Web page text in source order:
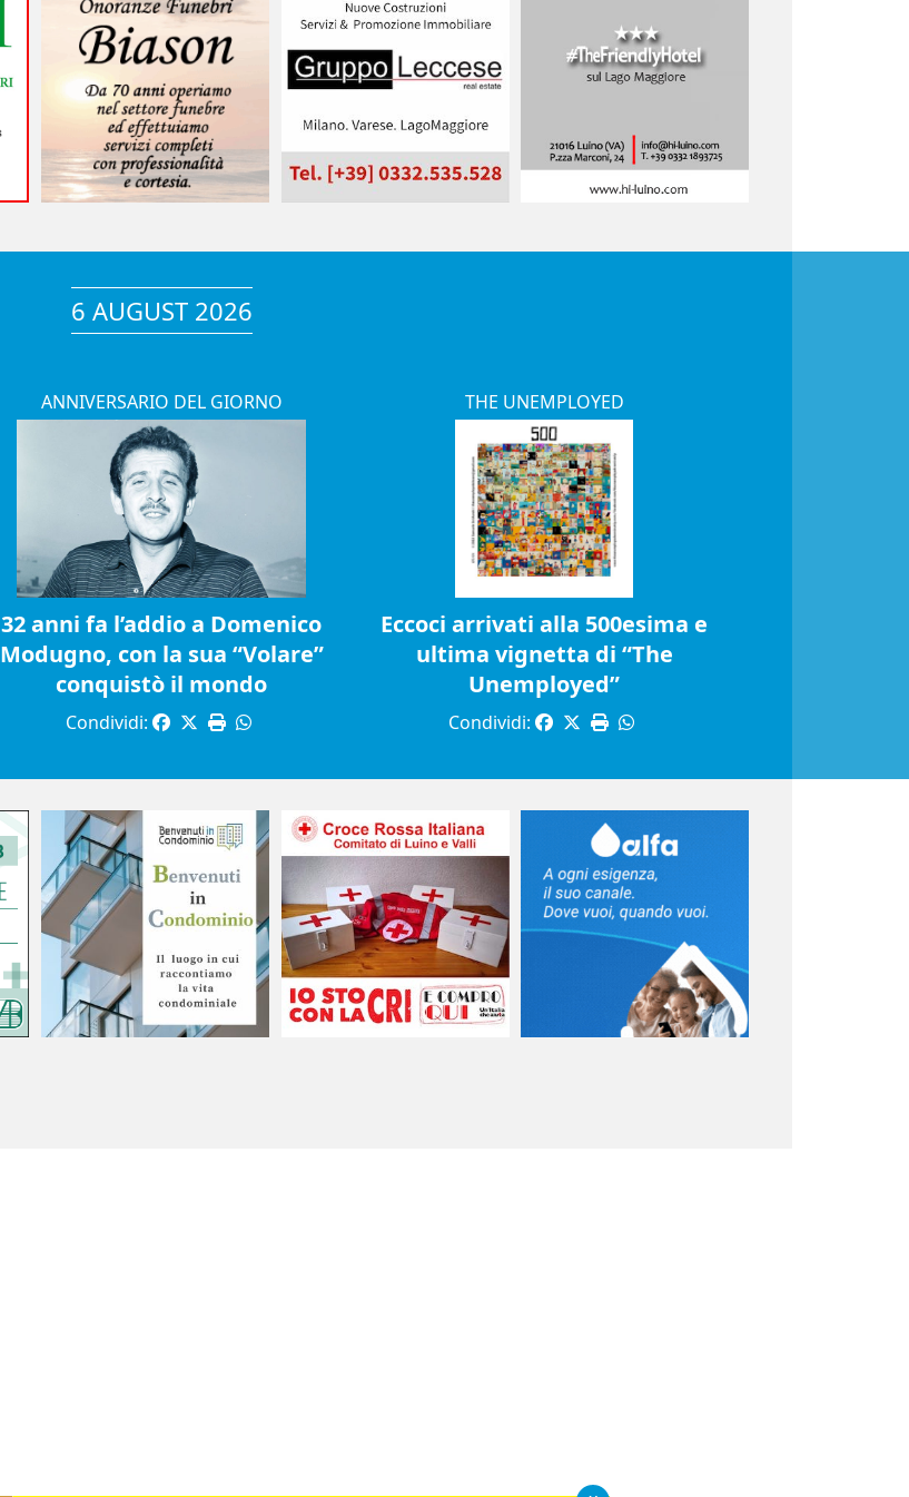
6 AUGUST 2026
ANNIVERSARIO DEL GIORNO
32 anni fa l’addio a Domenico
Modugno, con la sua “Volare”
conquistò il mondo
Condividi:
THE UNEMPLOYED
Eccoci arrivati alla 500esima e
ultima vignetta di “The
Unemployed”
Condividi: